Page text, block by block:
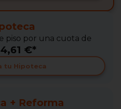
piso por una cuota de
€*
tu Hipoteca
+ Reforma